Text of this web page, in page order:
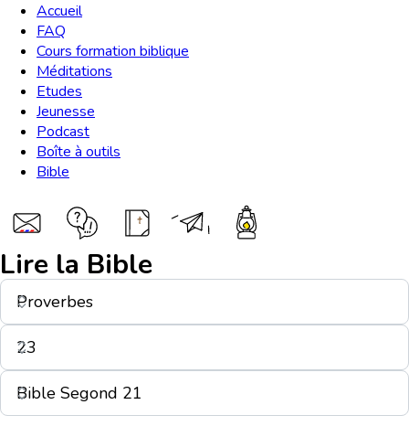
Accueil
FAQ
Cours formation biblique
Méditations
Etudes
Jeunesse
Podcast
Boîte à outils
Bible
Lire la Bible